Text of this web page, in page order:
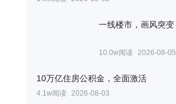
一线楼市，画风突变
10.0w阅读 2026-08-05
10万亿住房公积金，全面激活
4.1w阅读 2026-08-03